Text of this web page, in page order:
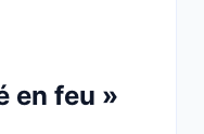
en feu »